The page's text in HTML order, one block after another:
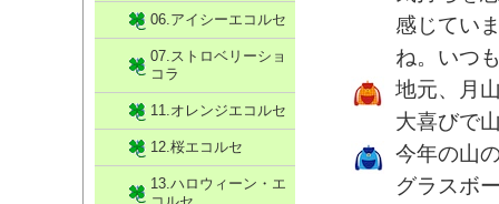
感じてい
ね。いつ
地元、月
大喜びで
今年の山
グラスボ
06.アイシーエコルセ
07.ストロベリーショ
コラ
11.オレンジエコルセ
12.桜エコルセ
13.ハロウィーン・エ
コルセ